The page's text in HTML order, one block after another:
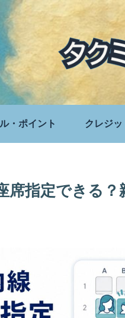
・ポイント クレジッ
席指定できる